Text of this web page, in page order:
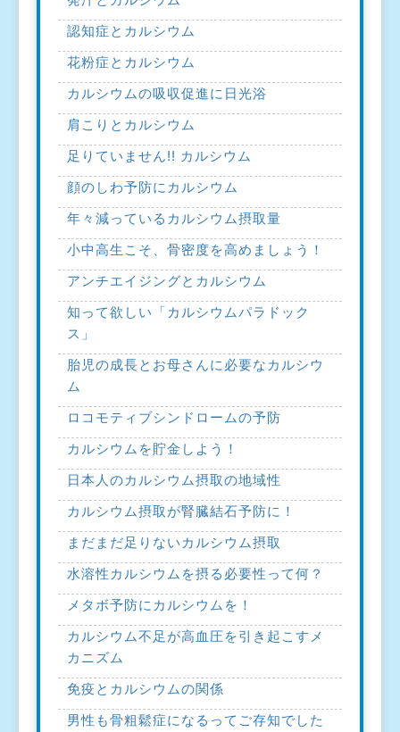
認知症とカルシウム
花粉症とカルシウム
カルシウムの吸収促進に日光浴
肩こりとカルシウム
足りていません!! カルシウム
顔のしわ予防にカルシウム
年々減っているカルシウム摂取量
小中高生こそ、骨密度を高めましょう！
アンチエイジングとカルシウム
知って欲しい「カルシウムパラドック
ス」
胎児の成長とお母さんに必要なカルシウ
ム
ロコモティブシンドロームの予防
カルシウムを貯金しよう！
日本人のカルシウム摂取の地域性
カルシウム摂取が腎臓結石予防に！
まだまだ足りないカルシウム摂取
水溶性カルシウムを摂る必要性って何？
メタボ予防にカルシウムを！
カルシウム不足が高血圧を引き起こすメ
カニズム
免疫とカルシウムの関係
男性も骨粗鬆症になるってご存知でした